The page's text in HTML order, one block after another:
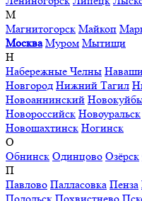
М
Магнитогорск Майкоп
Москва Муром Мытищи
Н
Набережные Челны
Новгород Нижний Тагил
Новоаннинский
Новороссийск Новоуральск
Новошахтинск Ногинск
О
Обнинск Одинцово Озёрск
П
Павлово Палласовка Пенза
Подольск Похвистнево